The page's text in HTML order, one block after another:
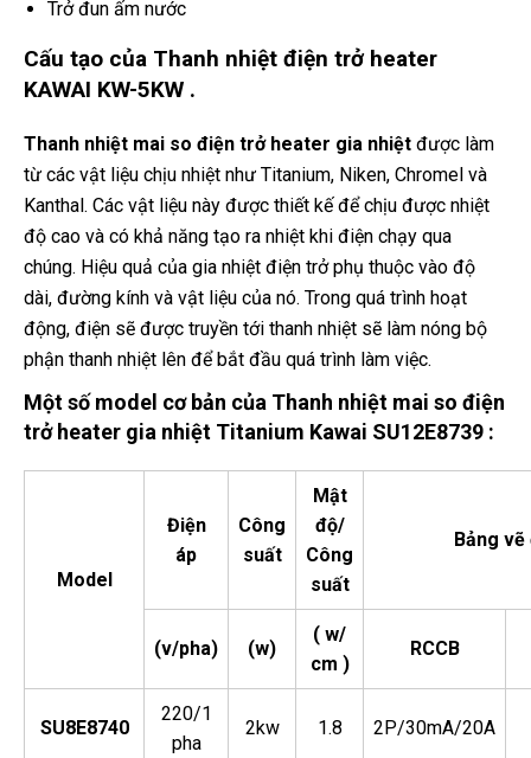
Trở đun ấm nước
Cấu tạo của Thanh nhiệt điện trở heater
KAWAI KW-5KW .
Thanh nhiệt mai so điện trở heater gia nhiệt được làm
từ các vật liệu chịu nhiệt như Titanium, Niken, Chromel và
Kanthal. Các vật liệu này được thiết kế để chịu được nhiệt
độ cao và có khả năng tạo ra nhiệt khi điện chạy qua
chúng. Hiệu quả của gia nhiệt điện trở phụ thuộc vào độ
dài, đường kính và vật liệu của nó. Trong quá trình hoạt
động, điện sẽ được truyền tới thanh nhiệt sẽ làm nóng bộ
phận thanh nhiệt lên để bắt đầu quá trình làm việc.
Một số model cơ bản của Thanh nhiệt mai so điện
trở heater gia nhiệt Titanium Kawai SU12E8739 :
Model
Điện
áp
Công
suất
Mật
độ/
Công
suất
Bảng vẽ
(v/pha) (w)
( w/
cm )
RCCB
SU8E8740
220/1
pha
2kw 1.8 2P/30mA/20A